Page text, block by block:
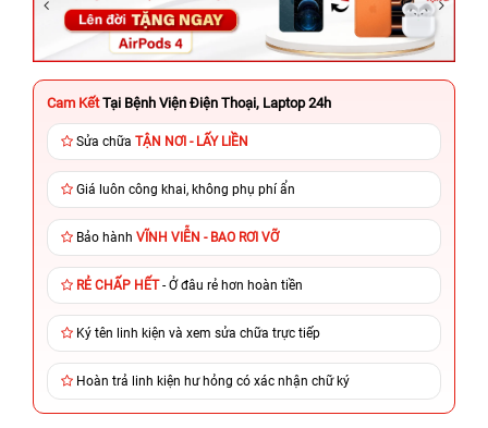
Cam Kết Tại Bệnh Viện Điện Thoại, Laptop 24h
Sửa chữa TẬN NƠI - LẤY LIỀN
Giá luôn công khai, không phụ phí ẩn
Bảo hành VĨNH VIỄN - BAO RƠI VỠ
RẺ CHẤP HẾT- Ở đâu rẻ hơn hoàn tiền
Ký tên linh kiện và xem sửa chữa trực tiếp
Hoàn trả linh kiện hư hỏng có xác nhận chữ ký